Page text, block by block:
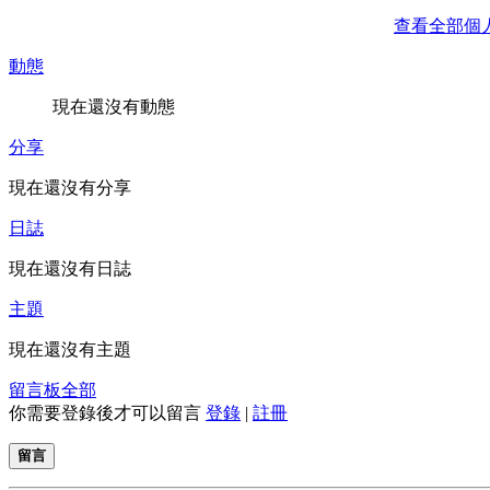
查看全部個
動態
現在還沒有動態
分享
現在還沒有分享
日誌
現在還沒有日誌
主題
現在還沒有主題
留言板全部
你需要登錄後才可以留言 登錄 | 註冊
留言